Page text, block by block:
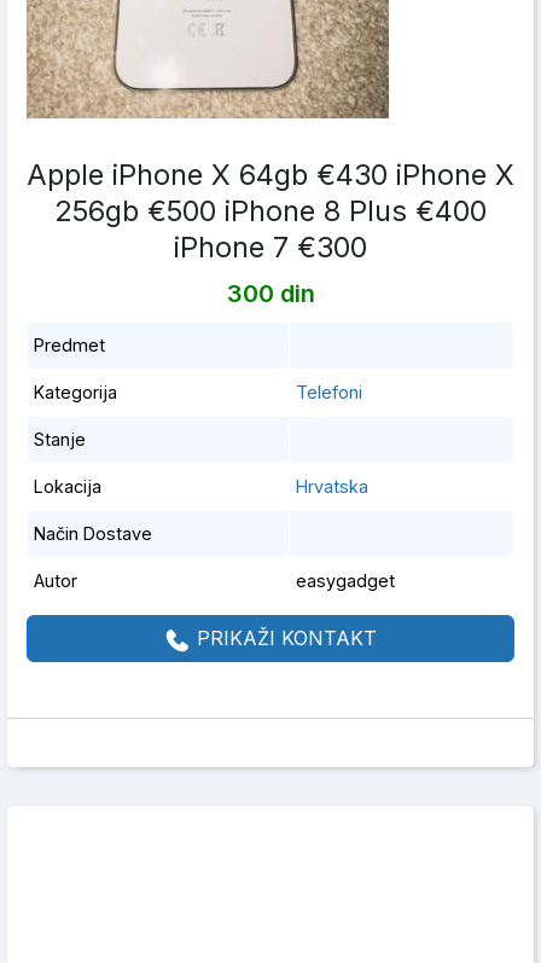
Apple iPhone X 64gb €430 iPhone X
256gb €500 iPhone 8 Plus €400
iPhone 7 €300
300 din
Predmet
Kategorija Telefoni
Stanje
Lokacija Hrvatska
Način Dostave
Autor easygadget
PRIKAŽI KONTAKT